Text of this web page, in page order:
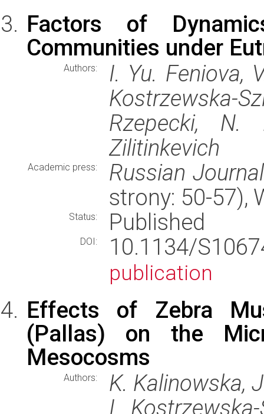
Factors of
Communities under
Authors:
I. Yu. Feniova,
Kostrzewska-
Rzepecki,
Zilitinkevich
Academic press:
Russian
strony: 50-57),
Status: Published
DOI: 10.1134/
publication
Effects of Zebra
(Pallas) on the
Mesocosms
Authors:
K. Kalinowska,
I.